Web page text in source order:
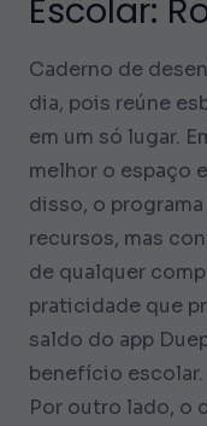
Escolar:
Caderno de
dia, pois reúne
em um só lugar.
melhor o espaço
disso, o
recursos, mas
de qualquer
praticidade que
saldo do app
benefício escolar.
Por outro lado, o